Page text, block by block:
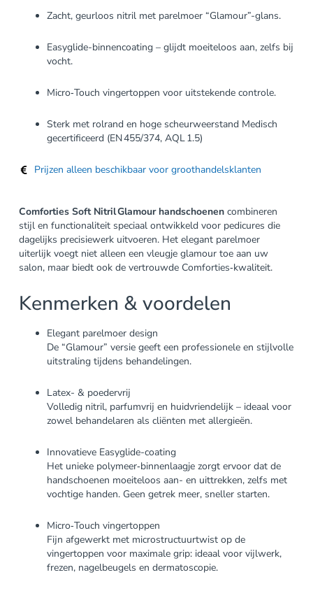
Zacht, geurloos nitril met parelmoer “Glamour”-glans.
Easyglide-binnencoating – glijdt moeiteloos aan, zelfs bij
vocht.
Micro‑Touch vingertoppen voor uitstekende controle.
Sterk met rolrand en hoge scheurweerstand Medisch
gecertificeerd (EN 455/374, AQL 1.5)
Prijzen alleen beschikbaar voor groothandelsklanten
Comforties Soft Nitril Glamour handschoenencombineren
stijl en functionaliteit speciaal ontwikkeld voor pedicures die
dagelijks precisiewerk uitvoeren. Het elegant parelmoer
uiterlijk voegt niet alleen een vleugje glamour toe aan uw
salon, maar biedt ook de vertrouwde Comforties‑kwaliteit.
Kenmerken & voordelen
Elegant parelmoer design
De “Glamour” versie geeft een professionele en stijlvolle
uitstraling tijdens behandelingen.
Latex- & poedervrij
Volledig nitril, parfumvrij en huidvriendelijk – ideaal voor
zowel behandelaren als cliënten met allergieën.
Innovatieve Easyglide-coating
Het unieke polymeer‑binnenlaagje zorgt ervoor dat de
handschoenen moeiteloos aan- en uittrekken, zelfs met
vochtige handen. Geen getrek meer, sneller starten.
Micro‑Touch vingertoppen
Fijn afgewerkt met microstructuurtwist op de
vingertoppen voor maximale grip: ideaal voor vijlwerk,
frezen, nagelbeugels en dermatoscopie.